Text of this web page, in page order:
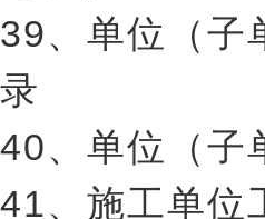
39、单位（子
录
40、单位（子
41、施工单位